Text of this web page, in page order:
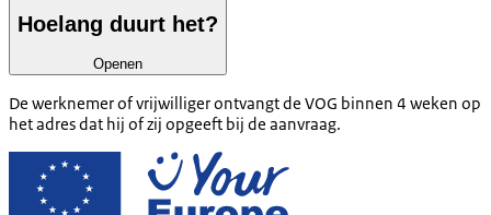
Hoelang duurt het?
Openen
De werknemer of vrijwilliger ontvangt de VOG binnen 4 weken op
het adres dat hij of zij opgeeft bij de aanvraag.